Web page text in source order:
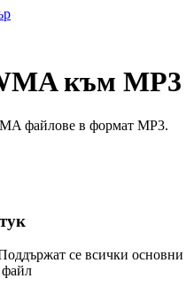
към MP3
файлове в формат MP3.
се всички основни